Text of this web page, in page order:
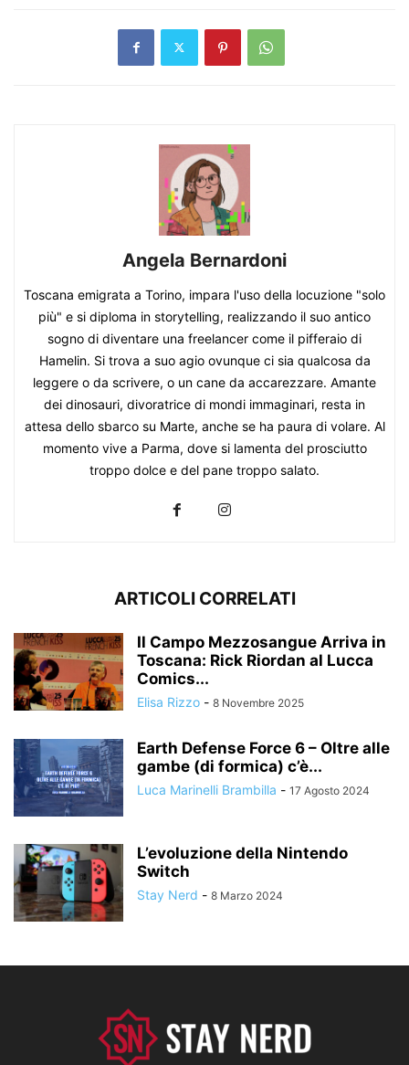
Angela Bernardoni
Toscana emigrata a Torino, impara l'uso della locuzione "solo
più" e si diploma in storytelling, realizzando il suo antico
sogno di diventare una freelancer come il pifferaio di
Hamelin. Si trova a suo agio ovunque ci sia qualcosa da
leggere o da scrivere, o un cane da accarezzare. Amante
dei dinosauri, divoratrice di mondi immaginari, resta in
attesa dello sbarco su Marte, anche se ha paura di volare. Al
momento vive a Parma, dove si lamenta del prosciutto
troppo dolce e del pane troppo salato.
ARTICOLI CORRELATI
Il Campo Mezzosangue Arriva in
Toscana: Rick Riordan al Lucca
Comics...
Elisa Rizzo - 8 Novembre 2025
Earth Defense Force 6 – Oltre alle
gambe (di formica) c’è...
Luca Marinelli Brambilla - 17 Agosto 2024
L’evoluzione della Nintendo
Switch
Stay Nerd - 8 Marzo 2024